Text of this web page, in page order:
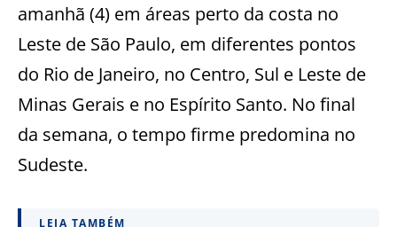
amanhã (4) em áreas perto da costa no
Leste de São Paulo, em diferentes pontos
do Rio de Janeiro, no Centro, Sul e Leste de
Minas Gerais e no Espírito Santo. No final
da semana, o tempo firme predomina no
Sudeste.
LEIA TAMBÉM